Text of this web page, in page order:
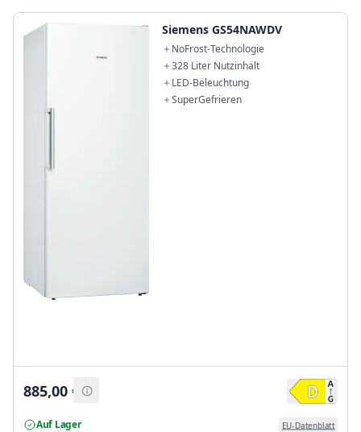
Siemens GS54NAWDV
NoFrost-Technologie
328 Liter Nutzinhalt
LED-Beleuchtung
SuperGefrieren
885,00 €
Auf Lager EU-Datenblatt